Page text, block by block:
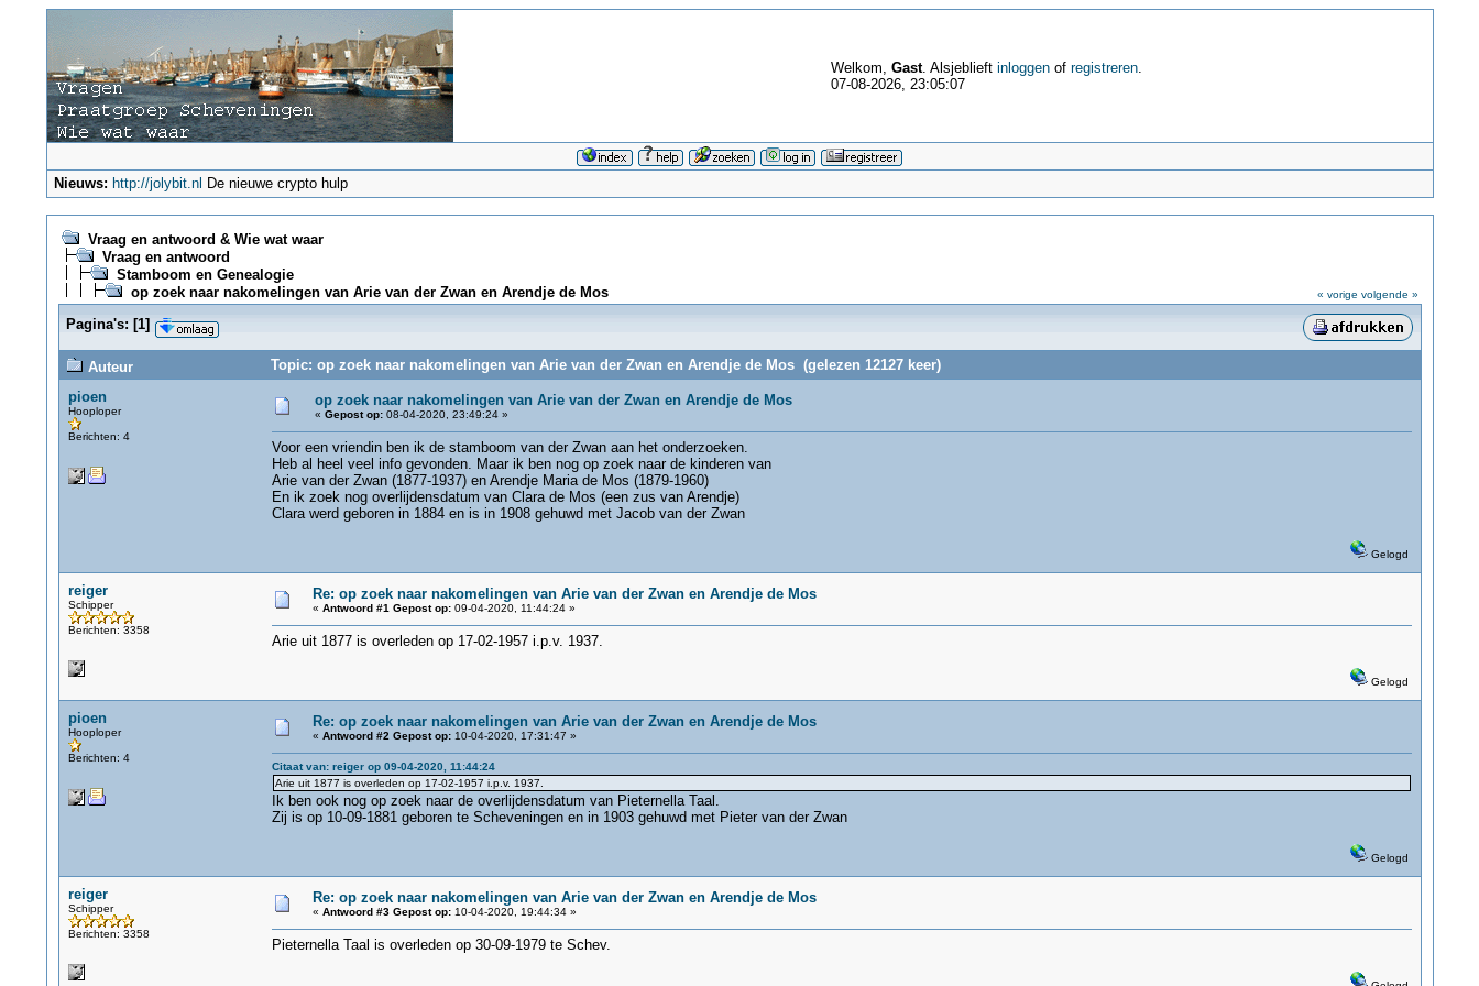
Welkom, Gast. Alsjeblieft inloggenof registreren.
07-08-2026, 23:05:07
Nieuws: http://jolybit.nl De nieuwe crypto hulp
Vraag en antwoord & Wie wat waar
Vraag en antwoord
Stamboom en Genealogie
op zoek naar nakomelingen van Arie van der Zwan en Arendje de Mos
« vorige volgende »
Pagina's: [1]
Auteur
Topic: op zoek naar nakomelingen van Arie van der Zwan en Arendje de Mos (gelezen 12127 keer)
pioen
Hooploper
Berichten: 4
op zoek naar nakomelingen van Arie van der Zwan en Arendje de Mos
« Gepost op:08-04-2020, 23:49:24 »
Voor een vriendin ben ik de stamboom van der Zwan aan het onderzoeken.
Heb al heel veel info gevonden. Maar ik ben nog op zoek naar de kinderen van
Arie van der Zwan (1877-1937) en Arendje Maria de Mos (1879-1960)
En ik zoek nog overlijdensdatum van Clara de Mos (een zus van Arendje)
Clara werd geboren in 1884 en is in 1908 gehuwd met Jacob van der Zwan
Gelogd
reiger
Schipper
Berichten: 3358
Re: op zoek naar nakomelingen van Arie van der Zwan en Arendje de Mos
« Antwoord #1 Gepost op:09-04-2020, 11:44:24 »
Arie uit 1877 is overleden op 17-02-1957 i.p.v. 1937.
Gelogd
pioen
Hooploper
Berichten: 4
Re: op zoek naar nakomelingen van Arie van der Zwan en Arendje de Mos
« Antwoord #2 Gepost op:10-04-2020, 17:31:47 »
Citaat van: reiger op 09-04-2020, 11:44:24
Arie uit 1877 is overleden op 17-02-1957 i.p.v. 1937.
Ik ben ook nog op zoek naar de overlijdensdatum van Pieternella Taal.
Zij is op 10-09-1881 geboren te Scheveningen en in 1903 gehuwd met Pieter van der Zwan
Gelogd
reiger
Schipper
Berichten: 3358
Re: op zoek naar nakomelingen van Arie van der Zwan en Arendje de Mos
« Antwoord #3 Gepost op:10-04-2020, 19:44:34 »
Pieternella Taal is overleden op 30-09-1979 te Schev.